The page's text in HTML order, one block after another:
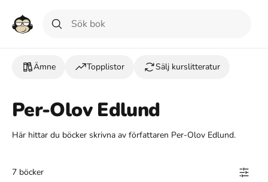
Ämne Topplistor Sälj kurslitteratur
Per-Olov Edlund
Här hittar du böcker skrivna av författaren Per-Olov Edlund.
7 böcker